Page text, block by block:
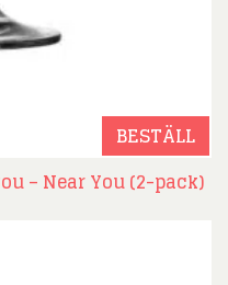
BESTÄLL
– Near You (2-pack)